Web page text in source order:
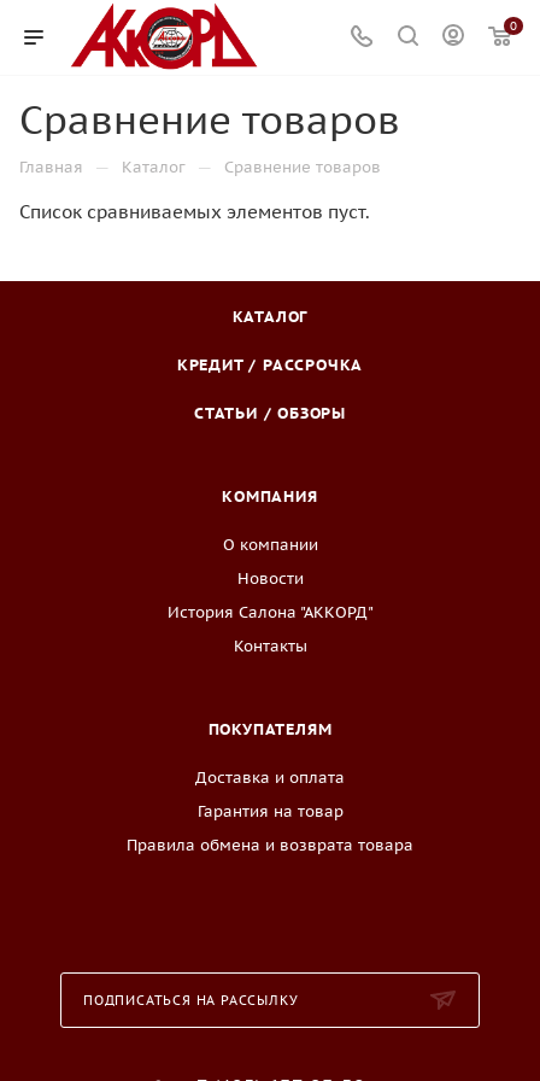
0
Сравнение товаров
Главная — Каталог — Сравнение товаров
Список сравниваемых элементов пуст.
КАТАЛОГ
КРЕДИТ / РАССРОЧКА
СТАТЬИ / ОБЗОРЫ
КОМПАНИЯ
О компании
Новости
История Салона "АККОРД"
Контакты
ПОКУПАТЕЛЯМ
Доставка и оплата
Гарантия на товар
Правила обмена и возврата товара
ПОДПИСАТЬСЯ НА РАССЫЛКУ